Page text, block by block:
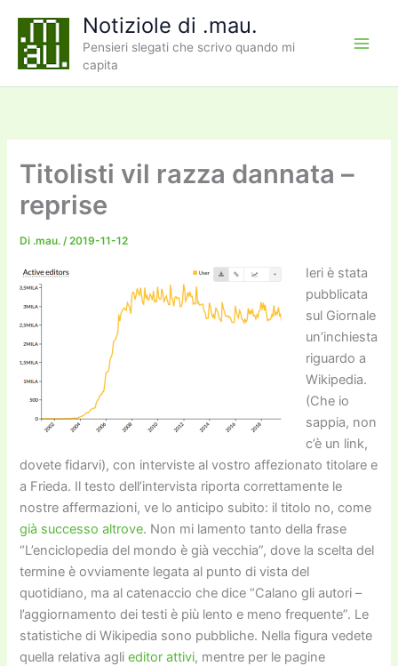
contenuto
Notiziole di .mau.
Pensieri slegati che scrivo quando mi
capita
Titolisti vil razza dannata –
reprise
Di .mau./2019-11-12
Ieri è stata
pubblicata
sul Giornale
un’inchiesta
riguardo a
Wikipedia.
(Che io
sappia, non
c’è un link,
dovete fidarvi), con interviste al vostro affezionato titolare e
a Frieda. Il testo dell’intervista riporta correttamente le
nostre affermazioni, ve lo anticipo subito: il titolo no, come
già successo altrove. Non mi lamento tanto della frase
“L’enciclopedia del mondo è già vecchia”, dove la scelta del
termine è ovviamente legata al punto di vista del
quotidiano, ma al catenaccio che dice “Calano gli autori –
l’aggiornamento dei testi è più lento e meno frequente”. Le
statistiche di Wikipedia sono pubbliche. Nella figura vedete
quella relativa aglieditor attivi, mentre per le pagine